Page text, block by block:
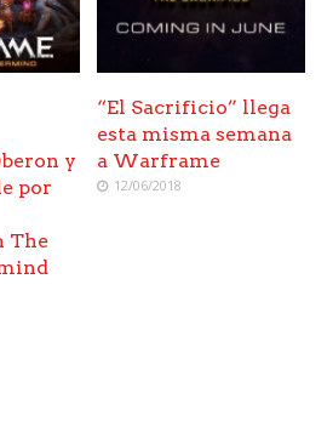
y
por
The
“El Sacrificio” llega
esta misma semana
a Warframe
12/06/2018